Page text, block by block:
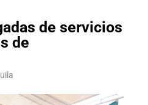
de servicios
de